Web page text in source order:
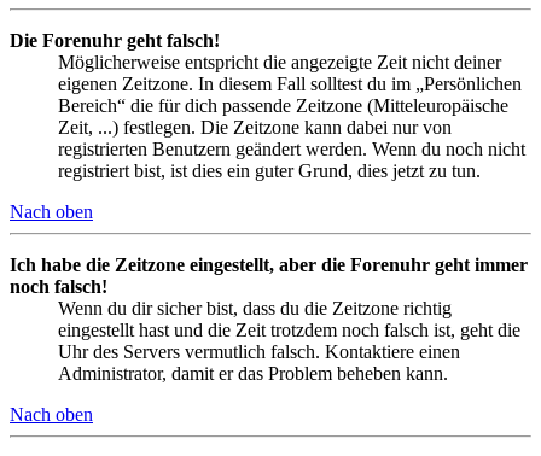
Die Forenuhr geht falsch!
Möglicherweise entspricht die angezeigte Zeit nicht deiner
eigenen Zeitzone. In diesem Fall solltest du im „Persönlichen
Bereich“ die für dich passende Zeitzone (Mitteleuropäische
Zeit, ...) festlegen. Die Zeitzone kann dabei nur von
registrierten Benutzern geändert werden. Wenn du noch nicht
registriert bist, ist dies ein guter Grund, dies jetzt zu tun.
Nach oben
Ich habe die Zeitzone eingestellt, aber die Forenuhr geht immer
noch falsch!
Wenn du dir sicher bist, dass du die Zeitzone richtig
eingestellt hast und die Zeit trotzdem noch falsch ist, geht die
Uhr des Servers vermutlich falsch. Kontaktiere einen
Administrator, damit er das Problem beheben kann.
Nach oben